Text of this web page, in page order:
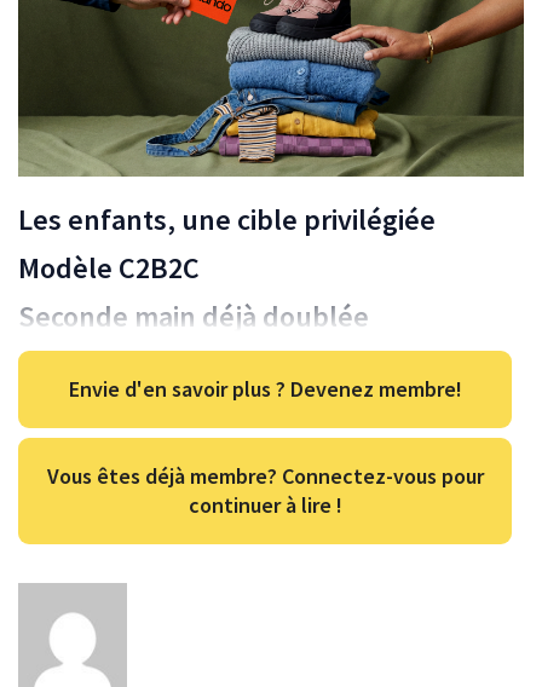
Les enfants, une cible privilégiée
Modèle C2B2C
Seconde main déjà doublée
Envie d'en savoir plus ? Devenez membre!
Vous êtes déjà membre? Connectez-vous pour
continuer à lire !